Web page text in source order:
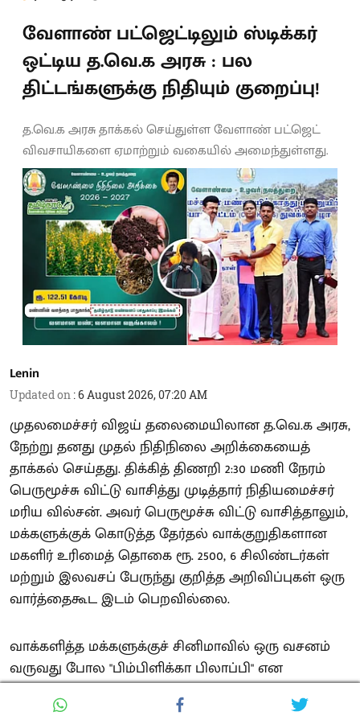
வேளாண் பட்ஜெட்டிலும் ஸ்டிக்கர்
ஒட்டிய த.வெ.க அரசு : பல
திட்டங்களுக்கு நிதியும் குறைப்பு!
த.வெ.க அரசு தாக்கல் செய்துள்ள வேளாண் பட்ஜெட்
விவசாயிகளை ஏமாற்றும் வகையில் அமைந்துள்ளது.
Lenin
Updated on :6 August 2026, 07:20 AM
முதலமைச்சர் விஜய் தலைமையிலான த.வெ.க அரசு,
நேற்று தனது முதல் நிதிநிலை அறிக்கையைத்
தாக்கல் செய்தது. திக்கித் திணறி 2:30 மணி நேரம்
பெருமூச்சு விட்டு வாசித்து முடித்தார் நிதியமைச்சர்
மரிய வில்சன். அவர் பெருமூச்சு விட்டு வாசித்தாலும்,
மக்களுக்குக் கொடுத்த தேர்தல் வாக்குறுதிகளான
மகளிர் உரிமைத் தொகை ரூ. 2500, 6 சிலிண்டர்கள்
மற்றும் இலவசப் பேருந்து குறித்த அறிவிப்புகள் ஒரு
வார்த்தைகூட இடம் பெறவில்லை.
வாக்களித்த மக்களுக்குச் சினிமாவில் ஒரு வசனம்
வருவது போல "பிம்பிளிக்கா பிலாப்பி" என
ஏமாற்றியுள்ளது த.வெ.க அரசு. அதோடு, கடந்த
தி.மு.க ஆட்சியில் மக்களுக்காகச் செயல்படுத்தப்பட்ட